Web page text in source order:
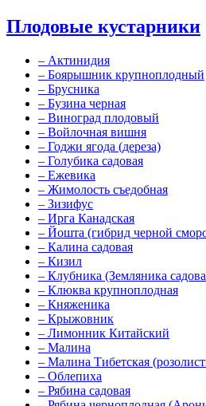
Плодовые кустарники
– Актинидия
– Боярышник крупноплодный
– Брусника
– Бузина черная
– Виноград плодовый
– Войлочная вишня
– Годжи ягода (дереза)
– Голубика садовая
– Ежевика
– Жимолость съедобная
– Зизифус
– Ирга Канадская
– Йошта (гибрид черной
– Калина садовая
– Кизил
– Клубника (Земляника
– Клюква крупноплодная
– Княженика
– Крыжовник
– Лимонник Китайский
– Малина
– Малина Тибетская
– Облепиха
– Рябина садовая